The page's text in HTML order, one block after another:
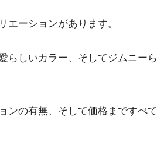
ーションがあります。
らしいカラー、そしてジムニーら
ンの有無、そして価格まですべて